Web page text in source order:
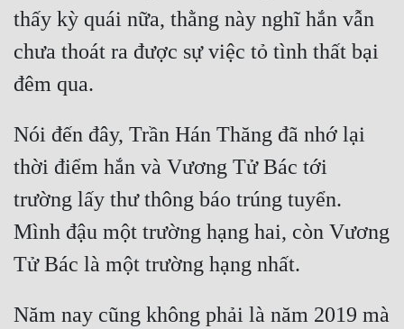
thấy kỳ quái nữa, thằng này nghĩ hắn vẫn
chưa thoát ra được sự việc tỏ tình thất bại
Nói đến đây, Trần Hán Thăng đã nhớ lại
thời điểm hắn và Vương Tử Bác tới
trường lấy thư thông báo trúng tuyển.
Mình đậu một trường hạng hai, còn Vương
Năm nay cũng không phải là năm 2019 mà